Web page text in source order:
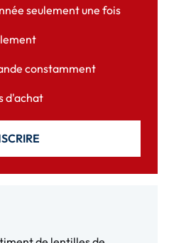
seulement une fois
constamment
d'achat